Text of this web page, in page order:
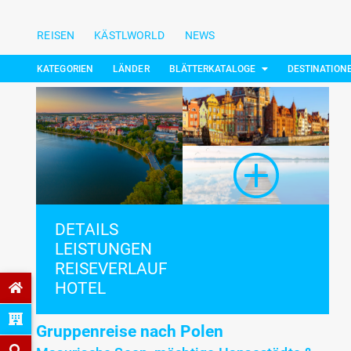
REISEN KÄSTLWORLD NEWS
KATEGORIEN LÄNDER BLÄTTERKATALOGE
DETAILS
LEISTUNGEN
REISEVERLAUF
HOTEL
Gruppenreise nach Polen